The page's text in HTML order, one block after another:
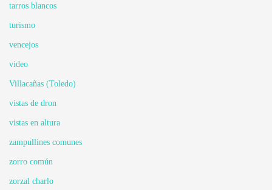
tarros blancos
turismo
vencejos
video
Villacañas (Toledo)
vistas de dron
vistas en altura
zampullines comunes
zorro común
zorzal charlo